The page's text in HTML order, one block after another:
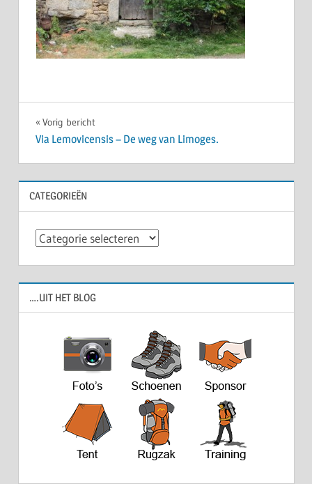
Bericht
Vorig bericht
Via Lemovicensis – De weg van Limoges.
CATEGORIEËN
Categorieën
….UIT HET BLOG